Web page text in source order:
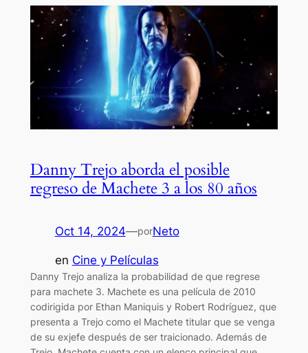
Danny Trejo aborda el posible
regreso de Machete 3 a los 80 años
Oct 14, 2024—porNeto
en Cine y Películas
Danny Trejo analiza la probabilidad de que regrese
para machete 3. Machete es una película de 2010
codirigida por Ethan Maniquis y Robert Rodríguez, que
presenta a Trejo como el Machete titular que se venga
de su exjefe después de ser traicionado. Además de